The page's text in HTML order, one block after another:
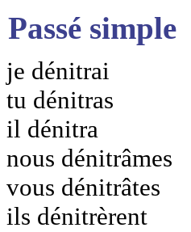
Passé simple
je dénitrai
tu dénitras
il dénitra
nous dénitrâmes
vous dénitrâtes
ils dénitrèrent